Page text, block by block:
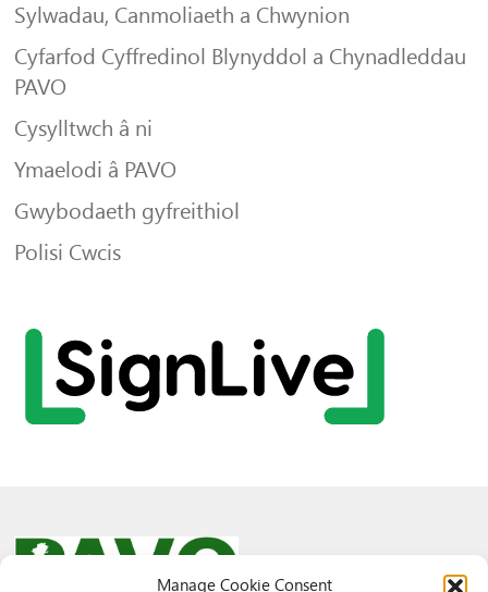
Manage Cookie Consent
Sylwadau, Canmoliaeth a Chwynion
Cyfarfod Cyffredinol Blynyddol a Chynadleddau
PAVO
Cysylltwch â ni
Ymaelodi â PAVO
Gwybodaeth gyfreithiol
Polisi Cwcis